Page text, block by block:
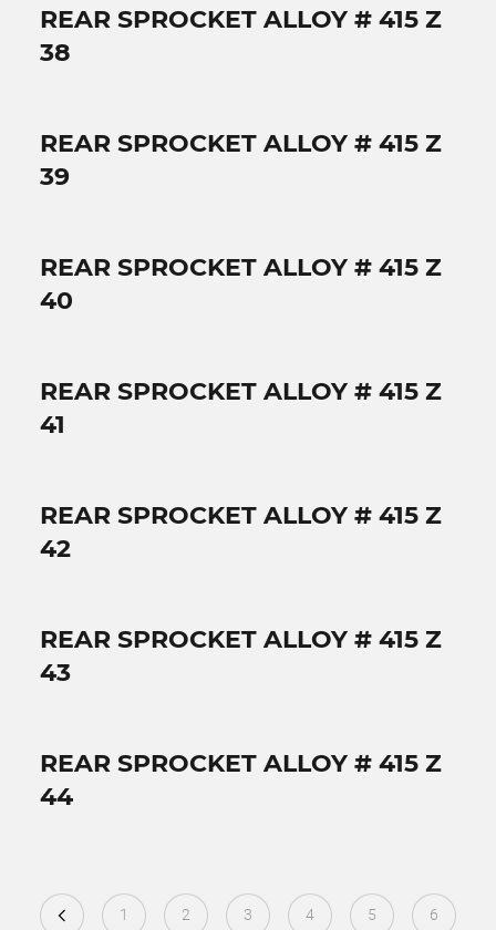
REAR SPROCKET ALLOY # 415 Z
38
REAR SPROCKET ALLOY # 415 Z
39
REAR SPROCKET ALLOY # 415 Z
40
REAR SPROCKET ALLOY # 415 Z
41
REAR SPROCKET ALLOY # 415 Z
42
REAR SPROCKET ALLOY # 415 Z
43
REAR SPROCKET ALLOY # 415 Z
44
1 2 3 4 5 6